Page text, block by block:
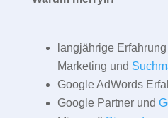
langjährige
Marketing und
Google AdWords
Google Partner und